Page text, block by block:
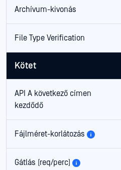
Archívum-kivonás
File Type Verification
Kötet
API A következő címen
kezdődő
Fájlméret-korlátozás
Gátlás (req/perc)